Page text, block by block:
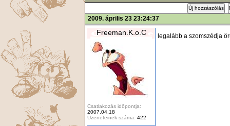
Új hozzászólás
2009. április 23 23:24:37
Freeman.K.o.C
Csatlakozás időpontja:
2007.04.18
Üzeneteinek száma: 422
legalább a szomszédja